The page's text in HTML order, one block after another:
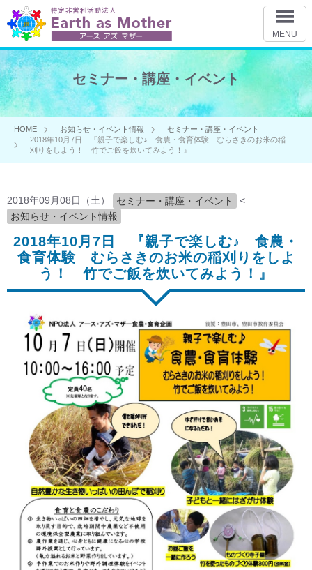
MENU
セミナー・講座・イベント
HOME お知らせ・イベント情報
セミナー・講座・イベント
2018年10月7日 『親子で楽しむ♪ 食農・食育体験 むらさきのお米の稲
刈りをしよう！ 竹でご飯を炊いてみよう！』
2018年09月08日（土） セミナー・講座・イベント
<
お知らせ・イベント情報
2018年10月7日 『親子で楽しむ♪ 食農・
食育体験 むらさきのお米の稲刈りをしよ
う！ 竹でご飯を炊いてみよう！』